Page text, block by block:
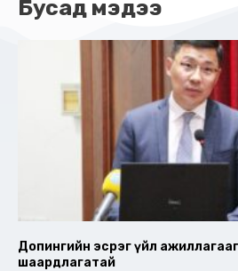
Бусад мэдээ
Допингийн эсрэг үйл
шаардлагатай